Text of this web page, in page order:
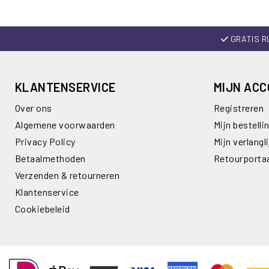
GRATIS
KLANTENSERVICE
Over ons
Algemene voorwaarden
Privacy Policy
Betaalmethoden
Verzenden & retourneren
Klantenservice
Cookiebeleid
MIJN
Registreren
Mijn
Mijn